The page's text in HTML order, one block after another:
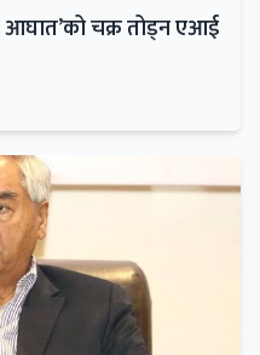
चक्र तोड्न एआई